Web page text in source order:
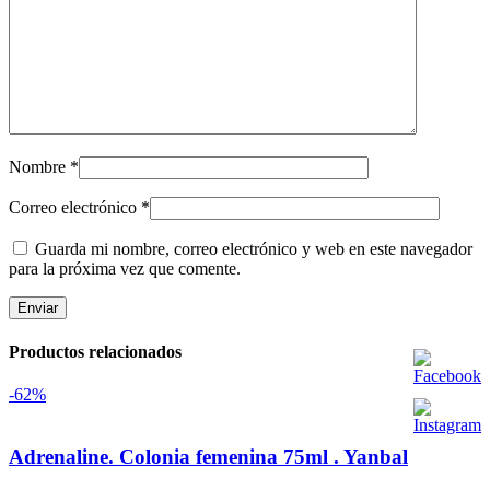
Nombre *
Correo electrónico *
Guarda mi nombre, correo electrónico y web en este navegador
para la próxima vez que comente.
Productos relacionados
-62%
Adrenaline. Colonia femenina 75ml . Yanbal